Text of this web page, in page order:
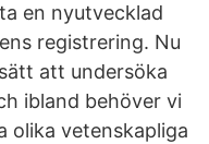
en nyutvecklad
registrering. Nu
att undersöka
ibland behöver vi
olika vetenskapliga